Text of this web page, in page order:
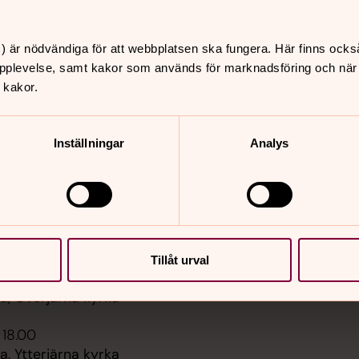
är nödvändiga för att webbplatsen ska fungera. Här finns
samt kakor som används för marknadsföring och
Inställningar Analys
Tillåt urval
Överjärna kyrka
Överjärna kyrka
Ytterjärna kyrka
Hitta snabbt
Sidkarta